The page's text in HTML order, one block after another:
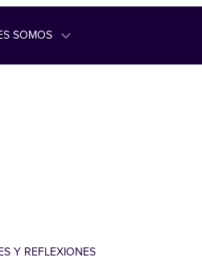
SOMOS
Y REFLEXIONES